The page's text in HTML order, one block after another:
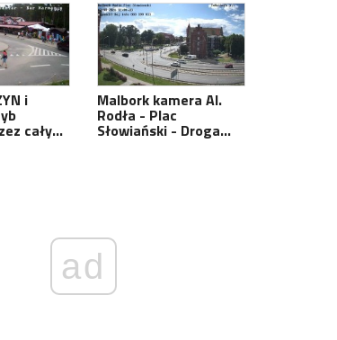
i
cały…
Malbork kamera Al.
Rodła - Plac
Słowiański - Droga…
ad